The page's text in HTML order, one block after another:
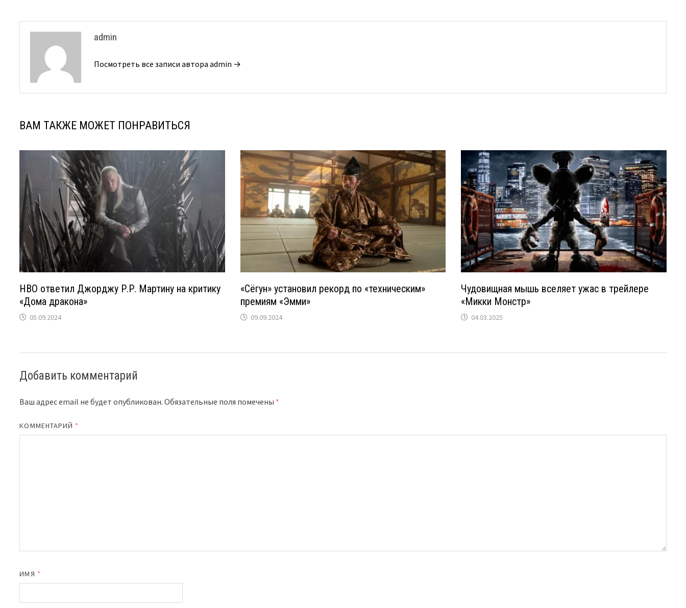
admin
Посмотреть все записи автора admin →
ВАМ ТАКЖЕ МОЖЕТ ПОНРАВИТЬСЯ
HBO ответил Джорджу Р.Р. Мартину на критику
«Дома дракона»
05.09.2024
«Сёгун» установил рекорд по «техническим»
премиям «Эмми»
09.09.2024
Чудовищная мышь вселяет ужас в трейлере
«Микки Монстр»
04.03.2025
Добавить комментарий
Ваш адрес email не будет опубликован. Обязательные поля помечены *
КОММЕНТАРИЙ *
ИМЯ *